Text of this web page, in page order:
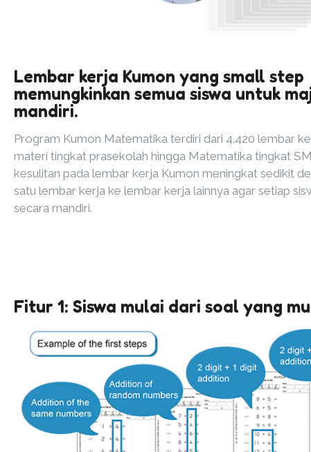
Lembar kerja Kumon yang small step
memungkinkan semua siswa untuk
mandiri.
Program Kumon Matematika terdiri dari 4.420 lembar
materi tingkat prasekolah hingga Matematika tingkat
kesulitan pada lembar kerja Kumon meningkat sedikit
satu lembar kerja ke lembar kerja lainnya agar setiap
secara mandiri.
Fitur 1: Siswa mulai dari soal yang